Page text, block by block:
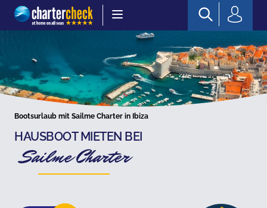
Chartercheck
Bootsurlaub mit Sailme Charter in Ibiza
HAUSBOOT MIETEN BEI
Sailme Charter